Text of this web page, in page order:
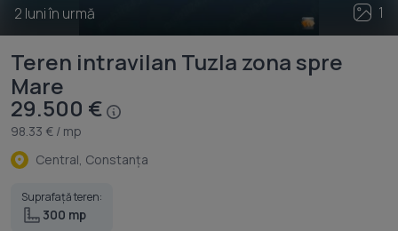
2 luni în urmă 1
Teren intravilan Tuzla zona spre
Mare
29.500 €
98.33 € / mp
Central, Constanţa
Suprafață teren:
300 mp